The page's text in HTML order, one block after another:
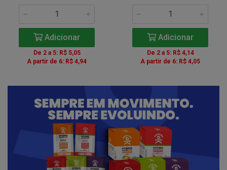
Adicionar
De 2 a 5: R$ 5,05
A partir de 6: R$ 4,94
Adicionar
De 2 a 5: R$ 4,14
A partir de 6: R$ 4,05